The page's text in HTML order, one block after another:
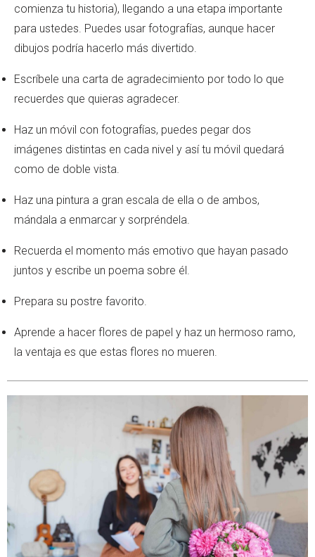
comienza tu historia), llegando a una etapa importante
para ustedes. Puedes usar fotografías, aunque hacer
dibujos podría hacerlo más divertido.
Escríbele una carta de agradecimiento por todo lo que
recuerdes que quieras agradecer.
Haz un móvil con fotografías, puedes pegar dos
imágenes distintas en cada nivel y así tu móvil quedará
como de doble vista.
Haz una pintura a gran escala de ella o de ambos,
mándala a enmarcar y sorpréndela.
Recuerda el momento más emotivo que hayan pasado
juntos y escribe un poema sobre él.
Prepara su postre favorito.
Aprende a hacer flores de papel y haz un hermoso ramo,
la ventaja es que estas flores no mueren.